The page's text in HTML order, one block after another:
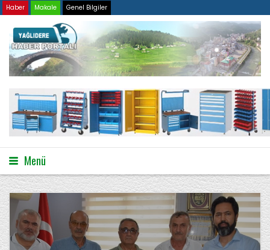
Haber Makale Genel Bilgiler
Menü